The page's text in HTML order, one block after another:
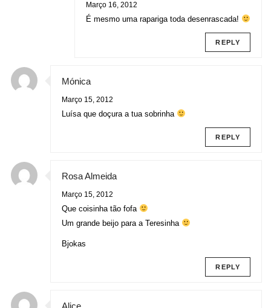
Março 16, 2012
É mesmo uma rapariga toda desenrascada!
REPLY
Mónica
Março 15, 2012
Luísa que doçura a tua sobrinha
REPLY
Rosa Almeida
Março 15, 2012
Que coisinha tão fofa
Um grande beijo para a Teresinha
Bjokas
REPLY
Alice